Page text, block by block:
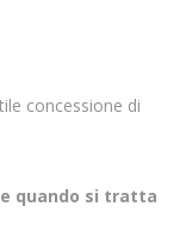
concessione di
quando si tratta